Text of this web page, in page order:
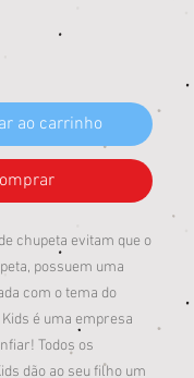
ao carrinho
chupeta evitam que o
possuem uma
com o tema do
é uma empresa
Todos os
dão ao seu filho um